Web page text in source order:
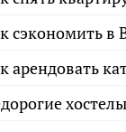
сэкономить в
арендовать